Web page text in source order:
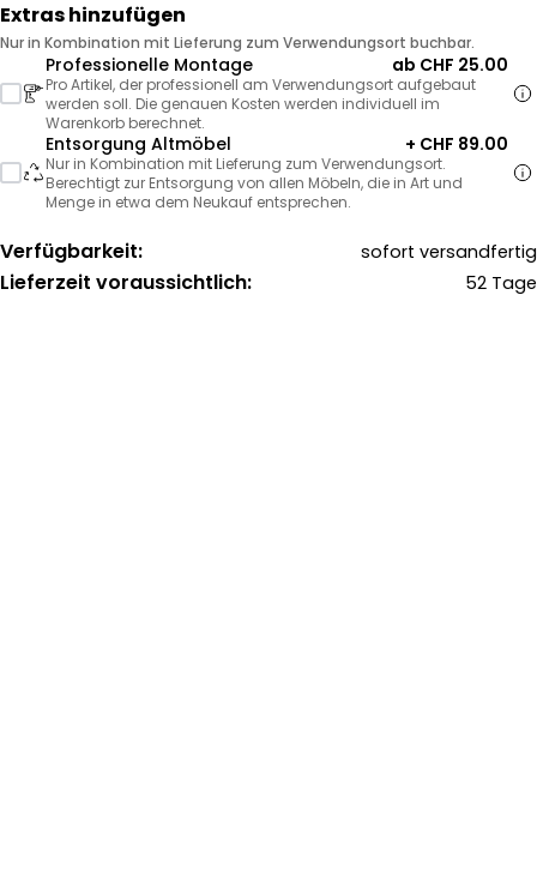
Extras hinzufügen
Nur in Kombination mit Lieferung zum Verwendungsort buchbar.
Professionelle Montage ab CHF 25.00
Pro Artikel, der professionell am Verwendungsort aufgebaut
werden soll. Die genauen Kosten werden individuell im
Warenkorb berechnet.
Entsorgung Altmöbel + CHF 89.00
Nur in Kombination mit Lieferung zum Verwendungsort.
Berechtigt zur Entsorgung von allen Möbeln, die in Art und
Menge in etwa dem Neukauf entsprechen.
Verfügbarkeit: sofort versandfertig
Lieferzeit voraussichtlich: 52 Tage